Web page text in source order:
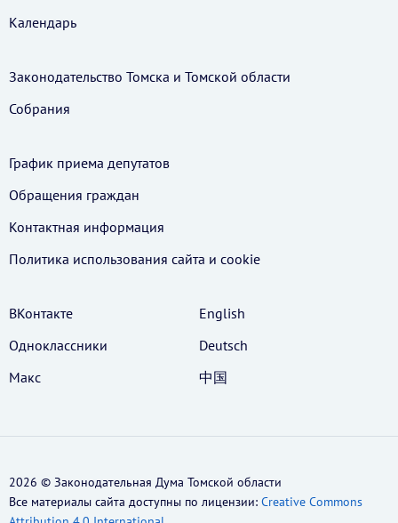
Календарь
Законодательство Томска и Томской области
Собрания
График приема депутатов
Обращения граждан
Контактная информация
Политика использования cайта и cookie
ВКонтакте
Одноклассники
Макс
English
Deutsch
中国
2026 © Законодательная Дума Томской области
Все материалы сайта доступны по лицензии: Creative Commons